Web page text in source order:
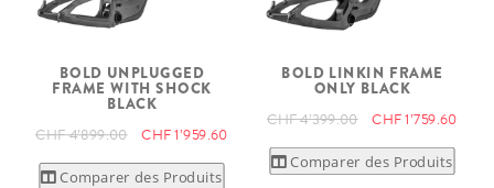
BOLD UNPLUGGED
FRAME WITH SHOCK
BLACK
CHF 4’899.00 CHF 1’959.60
Comparer des Produits
BOLD LINKIN FRAME
ONLY BLACK
CHF 4’399.00 CHF 1’759.60
Comparer des Produits